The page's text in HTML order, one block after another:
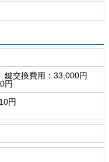
鍵交換費用：33,000円
円
円